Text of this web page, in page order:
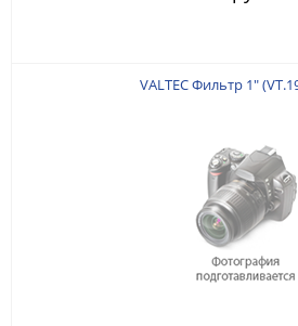
VALTEC Фильтр 1"